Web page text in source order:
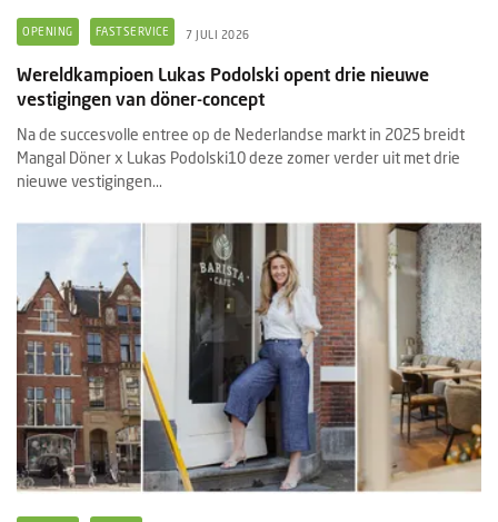
OPENING FASTSERVICE 7 JULI 2026
Wereldkampioen Lukas Podolski opent drie nieuwe
vestigingen van döner-concept
Na de succesvolle entree op de Nederlandse markt in 2025 breidt
Mangal Döner x Lukas Podolski10 deze zomer verder uit met drie
nieuwe vestigingen...